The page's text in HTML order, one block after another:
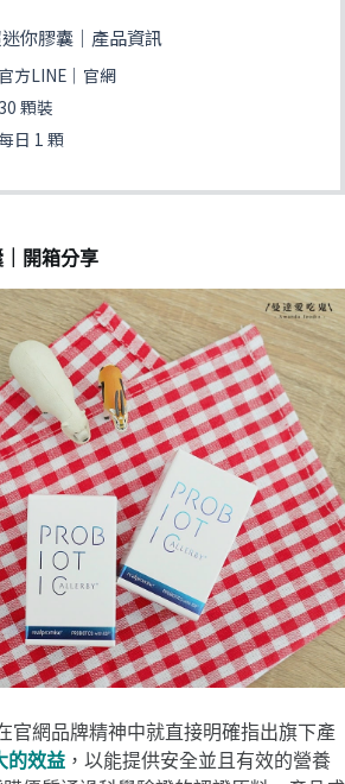
你膠囊｜產品資訊
方LINE｜官網
顆裝
日 1 顆
開箱分享
官網品牌精神中就直接明確指出旗下產
的效益 ，以能提供安全並且有效的營養